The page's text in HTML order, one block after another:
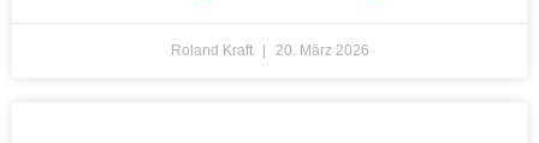
Roland Kraft 20. März 2026